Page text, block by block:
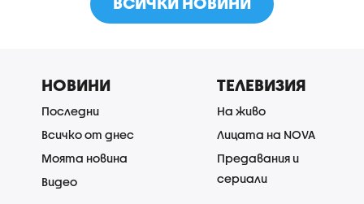
НОВИНИ
Последни
Всичко от днес
Моята новина
Видео
ТЕЛЕВИЗИЯ
На живо
Лицата на NOVA
Предавания и
сериали